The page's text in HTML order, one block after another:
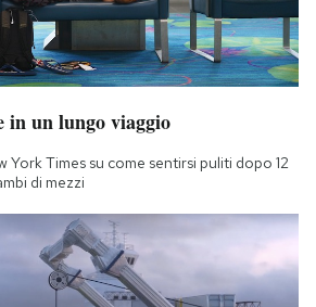
in un lungo viaggio
York Times su come sentirsi puliti dopo 12
di mezzi